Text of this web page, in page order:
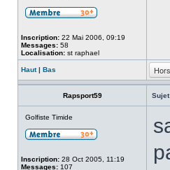
Inscription: 22 Mai 2006, 09:19
Messages: 58
Localisation: st raphael
Haut| Bas
Rapsport59
Golfiste Timide
Inscription: 28 Oct 2005, 11:19
Messages: 107